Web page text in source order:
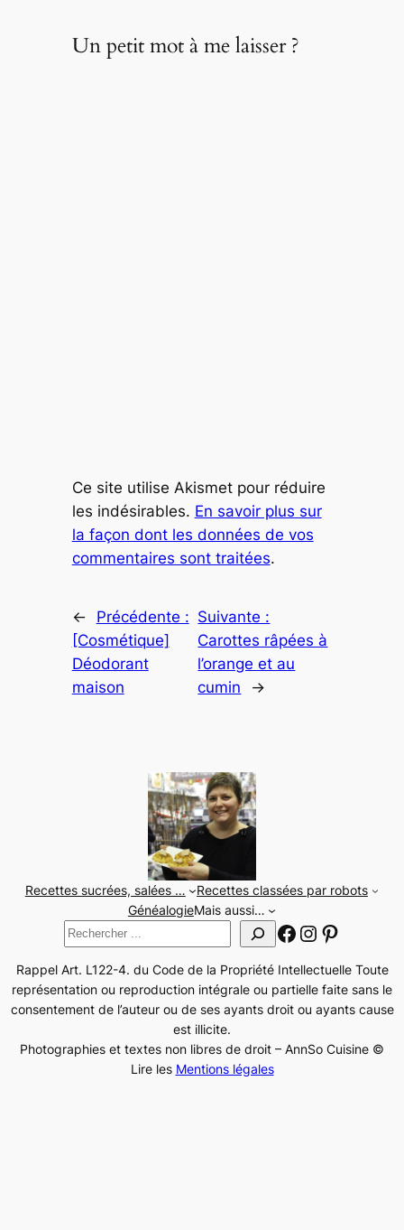
Un petit mot à me laisser ?
Ce site utilise Akismet pour réduire
les indésirables. En savoir plus sur
la façon dont les données de vos
commentaires sont traitées.
←
Précédente :
[Cosmétique]
Déodorant
maison
Suivante :
Carottes râpées à
l’orange et au
cumin
→
Recettes sucrées, salées …
Recettes classées par robots
GénéalogieMais aussi…
Rechercher
Facebook
Instagram
Rappel Art. L122-4. du Code de la Propriété Intellectuelle Toute
représentation ou reproduction intégrale ou partielle faite sans le
consentement de l’auteur ou de ses ayants droit ou ayants cause
est illicite.
Photographies et textes non libres de droit – AnnSo Cuisine ©
Lire les Mentions légales